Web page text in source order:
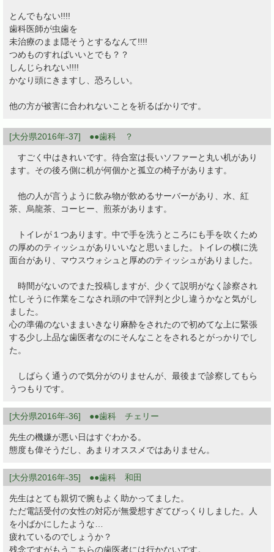
とんでもない!!!!
歯科医師が虫歯を
未治療のまま隠そうとするなんて!!!!
つめものすればいいとでも？？
しんじられない!!!!
かなり頭にきますし、恐ろしい。
他の方が被害に合われないことを祈るばかりです。
[大分県2016年-37] ●●歯科 ？
すごく中はきれいです。待合室は長いソファーと丸い机があり
ます。その後ろ側に机が何個かと孤立の椅子があります。
他の人が言うように飲み物が飲めるサーバーがあり、水、紅
茶、烏龍茶、コーヒー、煎茶があります。
トイレが１つあります。中で手を洗うところにも手を吹くため
の厚めのティッシュがありいいなと思いました。トイレの横に洗
面台があり、マウスウォシュと厚めのティッシュがありました。
時間がないのでまた投稿しますが、少くて説明がなく診察され
忙しそうに作業をこなされ頭の中で評判と少し違うかなと気がし
ました。
心の準備のないままいきなり麻酔をされたので初めてな上に緊張
する少し上品な歯医者なのにそんなことをされるとがっかりでし
た。
しばらく通うので気分がのりませんが、最後まで診察してもら
うつもりです。
[大分県2016年-36] ●●歯科 チェリー
先生の機嫌が悪い日はすぐわかる。
態度も偉そうだし、あまりオススメではありません。
[大分県2016年-35] ●●歯科 和田
先生はとても親切で腕もよく助かってました。
ただ電話受付の女性の対応が無愛想すぎてびっくりしました。人
を小ばかにしたような…
疲れているのでしょうか？
残念ですがもうこちらの歯医者には行かないです。